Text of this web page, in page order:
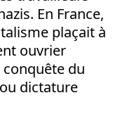
En France,
plaçait à
ouvrier
conquête du
dictature